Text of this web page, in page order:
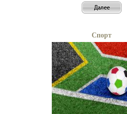
Спорт